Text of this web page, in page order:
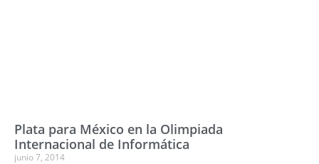
Plata para México en la Olimpiada
Internacional de Informática
junio 7, 2014